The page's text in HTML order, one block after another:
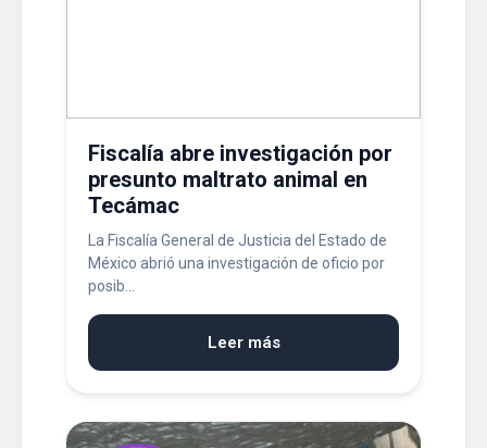
Fiscalía abre investigación por
presunto maltrato animal en
Tecámac
La Fiscalía General de Justicia del Estado de
México abrió una investigación de oficio por
posib...
Leer más